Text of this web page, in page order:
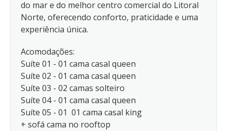
do mar e do melhor centro comercial do Litoral
Norte, oferecendo conforto, praticidade e uma
experiência única.
Acomodações:
Suíte 01 - 01 cama casal queen
Suíte 02 - 01 cama casal queen
Suíte 03 - 02 camas solteiro
Suíte 04 - 01 cama casal queen
Suíte 05 - 01 01 cama casal king
+ sofá cama no rooftop